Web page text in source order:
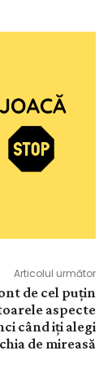
Articolul următor
de cel puțin
aspecte
când iți alegi
de mireasă